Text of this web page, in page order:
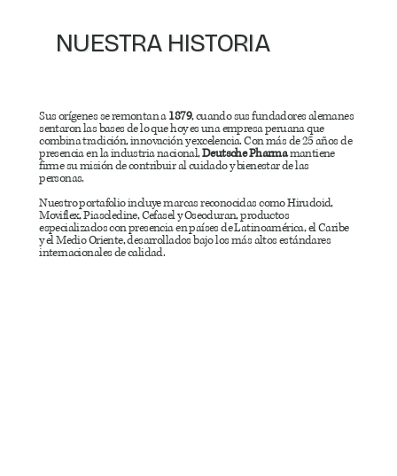
NUESTRA HISTORIA
Sus orígenes se remontan a1879, cuando sus fundadores alemanes
sentaron las bases de lo que hoy es una empresa peruana que
combina tradición, innovación y excelencia. Con más de 25 años de
presencia en la industria nacional,Deutsche Pharmamantiene
firme su misión de contribuir al cuidado y bienestar de las
personas.
Nuestro portafolio incluye marcas reconocidas como Hirudoid,
Moviflex, Piascledine, Cefasel y Oseoduran, productos
especializados con presencia en países de Latinoamérica, el Caribe
y el Medio Oriente, desarrollados bajo los más altos estándares
internacionales de calidad.